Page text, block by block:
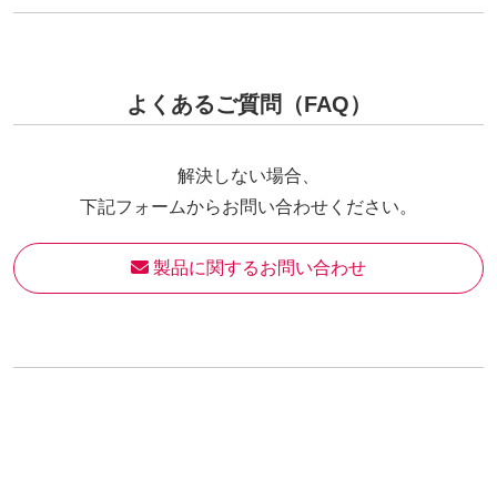
よくあるご質問（FAQ）
解決しない場合、
下記フォームからお問い合わせください。
製品に関するお問い合わせ